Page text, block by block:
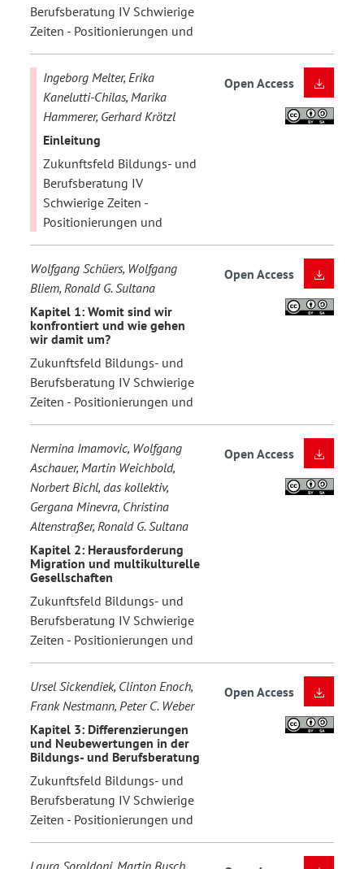
Berufsberatung IV Schwierige
Zeiten - Positionierungen und
Ingeborg Melter, Erika
Kanelutti-Chilas, Marika
Hammerer, Gerhard Krötzl
Einleitung
Zukunftsfeld Bildungs- und
Berufsberatung IV
Schwierige Zeiten -
Positionierungen und
Open Access
Wolfgang Schüers, Wolfgang
Bliem, Ronald G. Sultana
Kapitel 1: Womit sind wir
konfrontiert und wie gehen
wir damit um?
Zukunftsfeld Bildungs- und
Berufsberatung IV Schwierige
Zeiten - Positionierungen und
Open Access
Nermina Imamovic, Wolfgang
Aschauer, Martin Weichbold,
Norbert Bichl, das kollektiv,
Gergana Minevra, Christina
Altenstraßer, Ronald G. Sultana
Kapitel 2: Herausforderung
Migration und multikulturelle
Gesellschaften
Zukunftsfeld Bildungs- und
Berufsberatung IV Schwierige
Zeiten - Positionierungen und
Open Access
Ursel Sickendiek, Clinton Enoch,
Frank Nestmann, Peter C. Weber
Kapitel 3: Differenzierungen
und Neubewertungen in der
Bildungs- und Berufsberatung
Zukunftsfeld Bildungs- und
Berufsberatung IV Schwierige
Zeiten - Positionierungen und
Open Access